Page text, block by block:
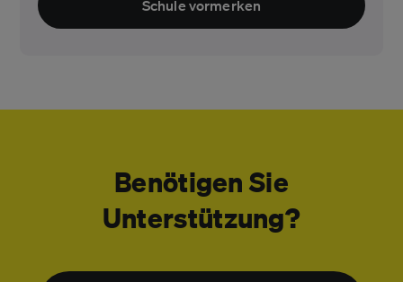
Benötigen Sie
Unterstützung?